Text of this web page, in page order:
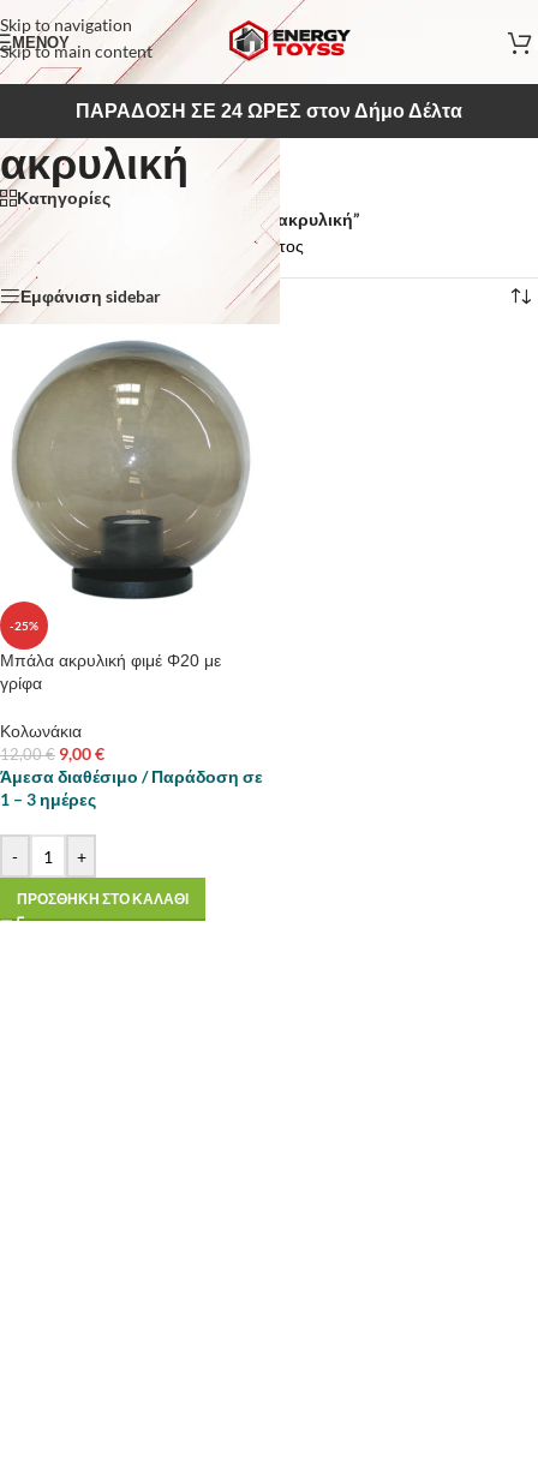
Skip to navigation
Skip to main content
ΜΕΝΟΥ
ΠΑΡΑΔΟΣΗ ΣΕ 24 ΩΡΕΣ στον Δήμο Δέλτα
ακρυλική
Κατηγορίες
Αρχική σελίδα
Προϊόντα με ετικέτα “ακρυλική”
Εμφάνιση του μοναδικού αποτελέσματος
Εμφάνιση sidebar
-25%
Μπάλα ακρυλική φιμέ Φ20 με
γρίφα
Κολωνάκια
12,00€ 9,00€
Άμεσα διαθέσιμο / Παράδοση σε
1 – 3 ημέρες
- +
ΠΡΟΣΘΗΚΗ ΣΤΟ ΚΑΛΑΘΙ